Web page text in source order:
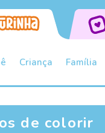
Criança Família
de colorir